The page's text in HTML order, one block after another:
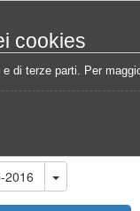
cookies
di terze parti. Per
Francia - Ligue 1
2016